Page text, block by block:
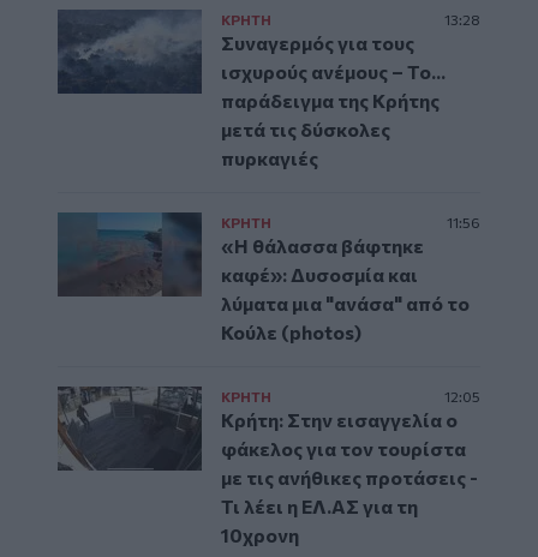
ΚΡΗΤΗ 13:28
Συναγερμός για τους
ισχυρούς ανέμους – Το...
παράδειγμα της Κρήτης
μετά τις δύσκολες
πυρκαγιές
ΚΡΗΤΗ 11:56
«Η θάλασσα βάφτηκε
καφέ»: Δυσοσμία και
λύματα μια "ανάσα" από το
Κούλε (photos)
ΚΡΗΤΗ 12:05
Κρήτη: Στην εισαγγελία ο
φάκελος για τον τουρίστα
με τις ανήθικες προτάσεις -
Τι λέει η ΕΛ.ΑΣ για τη
10χρονη